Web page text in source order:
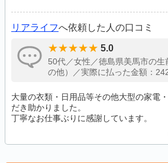
リアライフへ依頼した人の口コミ
5.0
50代／女性／徳島県美馬市の生
の他）／実際に払った金額：
大量の衣類・日用品等その他大型の家電
だき助かりました。
丁寧なお仕事ぶりに感謝しています。